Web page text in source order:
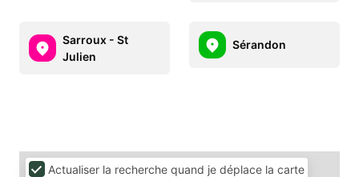
Sarroux - St
Julien
Sérandon
Actualiser la recherche quand je déplace la carte